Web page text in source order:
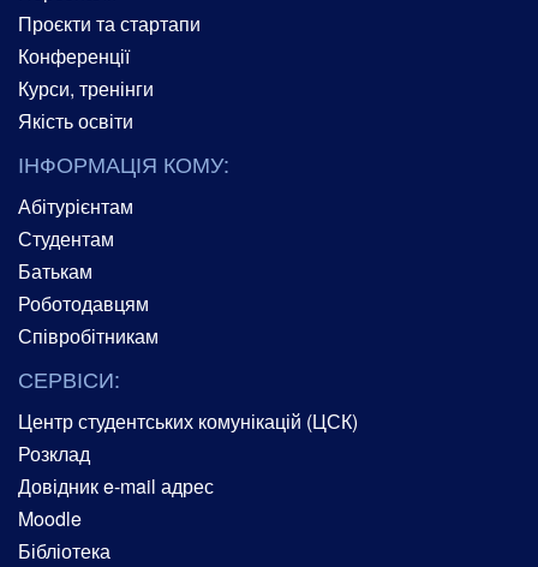
Проєкти та стартапи
Конференції
Курси, тренінги
Якість освіти
ІНФОРМАЦІЯ КОМУ:
Абітурієнтам
Студентам
Батькам
Роботодавцям
Співробітникам
СЕРВІСИ:
Центр студентських комунікацій (ЦСК)
Розклад
Довідник e-mail адрес
Moodle
Бібліотека